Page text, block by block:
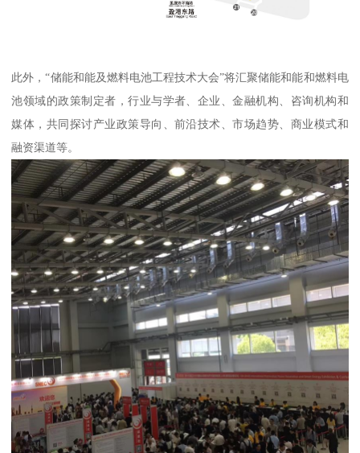
此外，“储能和能及燃料电池工程技术大会”将汇聚储能和能和燃料电
池领域的政策制定者，行业与学者、企业、金融机构、咨询机构和
媒体，共同探讨产业政策导向、前沿技术、市场趋势、商业模式和
融资渠道等。